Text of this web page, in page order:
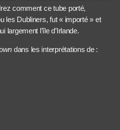
comment ce tube porté,
les Dubliners, fut « importé » et
largement l’île d’Irlande.
dans les interprétations de :